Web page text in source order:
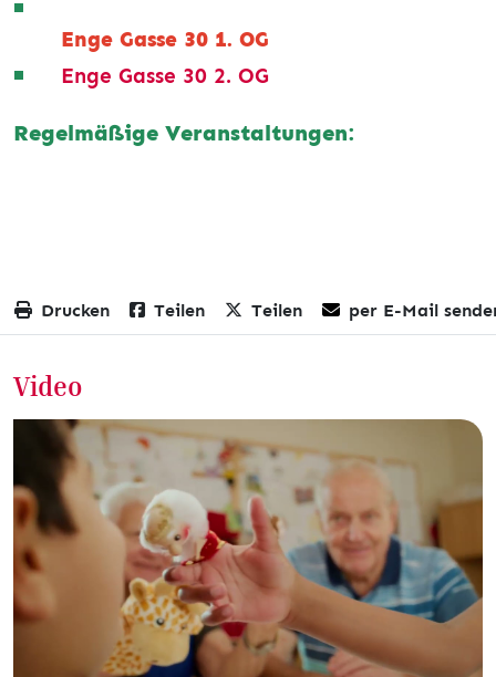
Enge Gasse 30 1. OG
Enge Gasse 30 2. OG
Regelmäßige Veranstaltungen:
Drucken Teilen Teilen per E-Mail
Video